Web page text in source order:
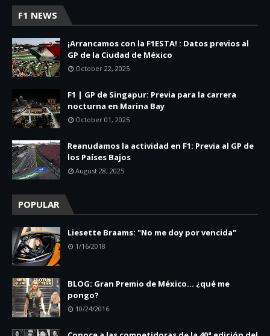
F1 NEWS
¡Arrancamos con la F1ESTA! : Datos previos al
GP de la Ciudad de México
October 22, 2025
F1 | GP de Singapur: Previa para la carrera
nocturna en Marina Bay
October 01, 2025
Reanudamos la actividad en F1: Previa al GP de
los Países Bajos
August 28, 2025
POPULAR
Liesette Braams: "No me doy por vencida"
1/16/2018
BLOG: Gran Premio de México... ¿qué me
pongo?
10/24/2016